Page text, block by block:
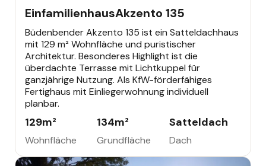
EinfamilienhausAkzento 135
Büdenbender Akzento 135 ist ein Satteldachhaus
mit 129 m² Wohnfläche und puristischer
Architektur. Besonderes Highlight ist die
überdachte Terrasse mit Lichtkuppel für
ganzjährige Nutzung. Als KfW-förderfähiges
Fertighaus mit Einliegerwohnung individuell
planbar.
129m²
Wohnfläche
134m²
Grundfläche
Satteldach
Dach